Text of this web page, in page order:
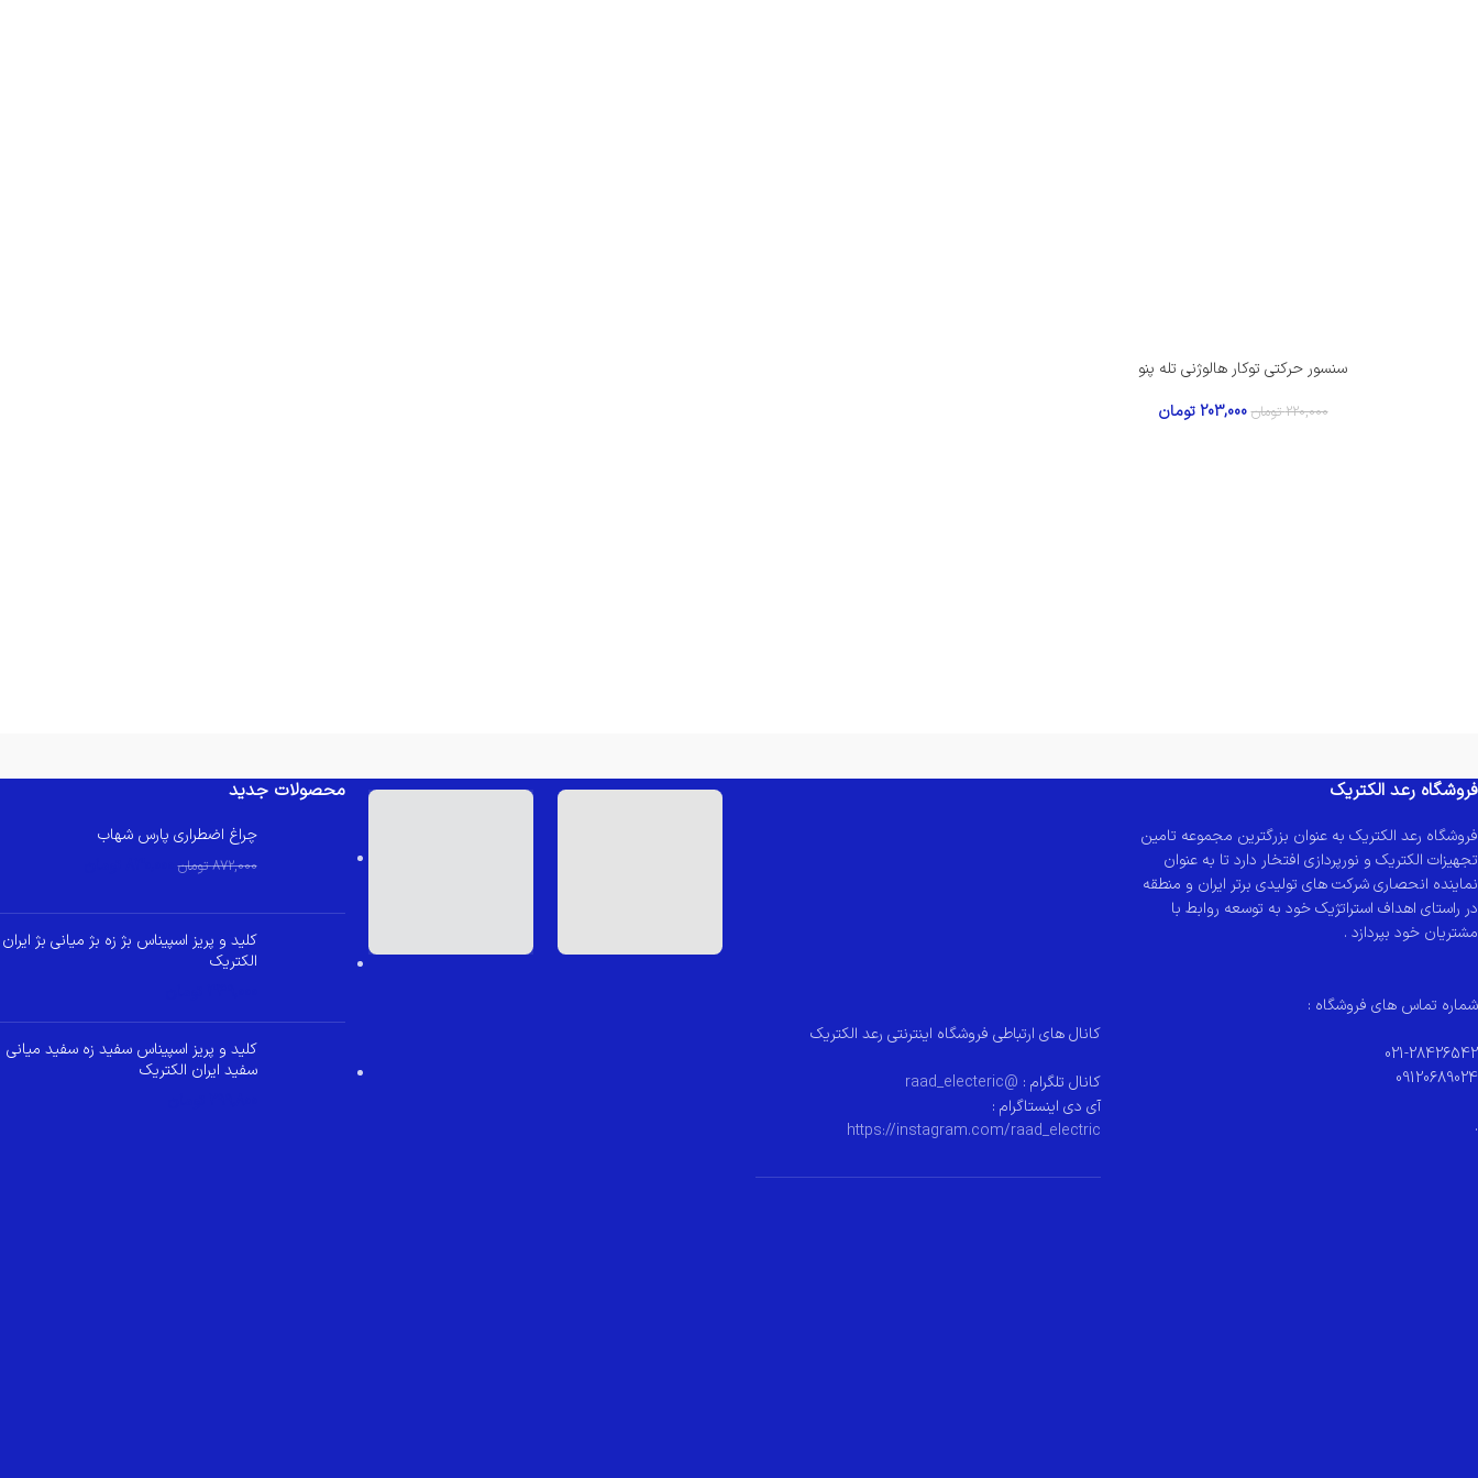
سنسور حرکتی توکار هالوژنی تله پنو
220,000 تومان 203,000 تومان
فروشگاه رعد الکتریک
فروشگاه رعد الکتریک به عنوان بزرگترین مجموعه تامین
تجهیزات الکتریک و نورپردازی افتخار دارد تا به عنوان
نماینده انحصاری شرکت های تولیدی برتر ایران و منطقه
در راستای اهداف استراتژیک خود به توسعه روابط با
مشتریان خود بپردازد .
شماره تماس های فروشگاه :
021-28426542
09120689024
.
کانال های ارتباطی فروشگاه اینترنتی رعد الکتریک
کانال تلگرام : @raad_electeric
آی دی اینستاگرام :
https://instagram.com/raad_electric
محصولات جدید
چراغ اضطراری پارس شهاب
872,000 تومان
کلید و پریز اسپیناس بژ زه بژ میانی بژ ایران
الکتریک
کلید و پریز اسپیناس سفید زه سفید میانی
سفید ایران الکتریک